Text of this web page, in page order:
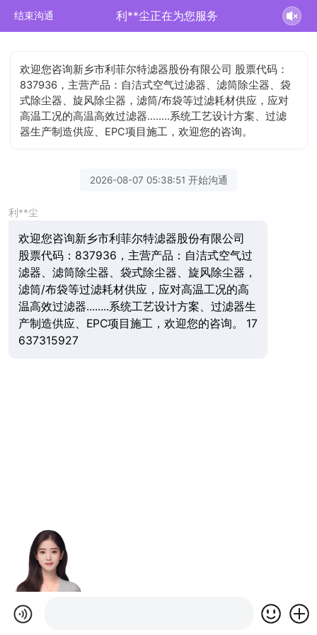
结束沟通 利**尘正在为您服务
欢迎您咨询新乡市利菲尔特滤器股份有限公司 股票代码：
837936，主营产品：自洁式空气过滤器、滤筒除尘器、袋
式除尘器、旋风除尘器，滤筒/布袋等过滤耗材供应，应对
高温工况的高温高效过滤器........系统工艺设计方案、过滤
器生产制造供应、EPC项目施工，欢迎您的咨询。
2026-08-07 05:38:51 开始沟通
利**尘
欢迎您咨询新乡市利菲尔特滤器股份有限公司
股票代码：837936，主营产品：自洁式空气过
滤器、滤筒除尘器、袋式除尘器、旋风除尘器，
滤筒/布袋等过滤耗材供应，应对高温工况的高
温高效过滤器........系统工艺设计方案、过滤器生
产制造供应、EPC项目施工，欢迎您的咨询。 17
637315927